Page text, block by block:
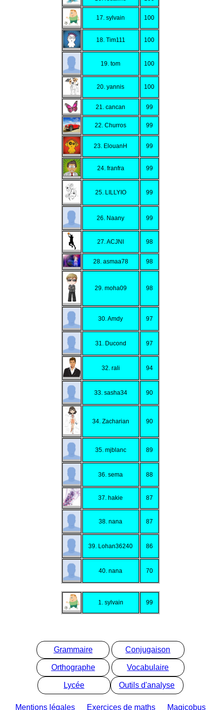
17. sylvain 100
18. Tim111 100
19. tom 100
20. yannis 100
21. cancan 99
22. Churros 99
23. ElouanH 99
24. franfra 99
25. LILLYIO 99
26. Naany 99
27. ACJNI 98
28. asmaa78 98
29. moha09 98
30. Amdy 97
31. Ducond 97
32. rali 94
33. sasha34 90
34. Zacharian 90
35. mjblanc 89
36. sema 88
37. hakie 87
38. nana 87
39. Lohan36240 86
40. nana 70
1. sylvain 99
Grammaire Conjugaison
Orthographe Vocabulaire
Lycée Outils d'analyse
Mentions légales Exercices de maths Magicobus